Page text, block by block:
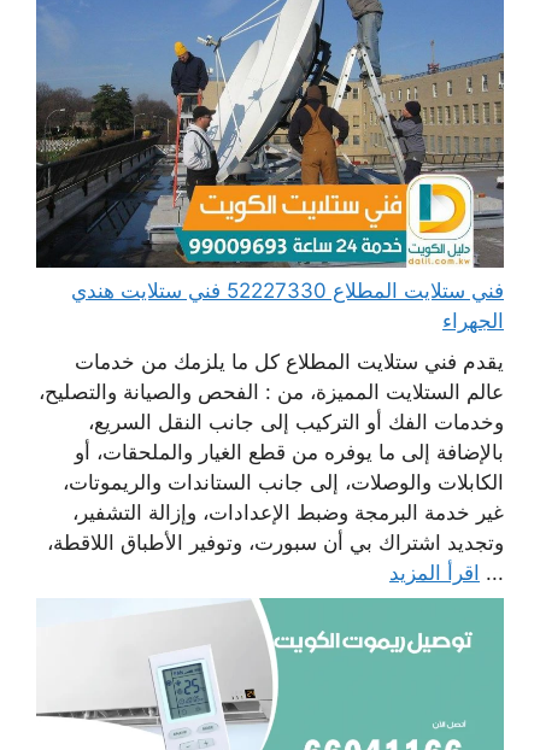
فني ستلايت المطلاع 52227330 فني ستلايت هندي
الجهراء
يقدم فني ستلايت المطلاع كل ما يلزمك من خدمات
عالم الستلايت المميزة، من : الفحص والصيانة والتصليح،
وخدمات الفك أو التركيب إلى جانب النقل السريع،
بالإضافة إلى ما يوفره من قطع الغيار والملحقات، أو
الكابلات والوصلات، إلى جانب الستاندات والريموتات،
غير خدمة البرمجة وضبط الإعدادات، وإزالة التشفير،
وتجديد اشتراك بي أن سبورت، وتوفير الأطباق اللاقطة،
... اقرأ المزيد